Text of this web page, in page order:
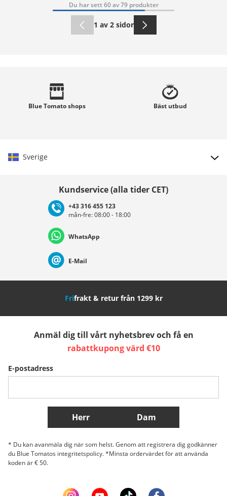
Du har sett 60 av 79 produkter
1 av 2 sidor
Blue Tomatoshops Bäst utbud
Sverige
Deutschland Österreich
Nederland Italia (Italiano) Italien (Deutsch)
België (Nederlands)
Belgique (Français) Danmark Norge
Fler länder
Kundservice (alla tider CET)
+43 316 455 123
mån-fre: 08:00 - 18:00
WhatsApp
E-Mail
Frifrakt & retur från 1299 kr
Anmäl dig till vårt nyhetsbrev och få en
rabattkupong värd €10
E-postadress
Herr Dam
* Du kan avanmäla dig när som helst. Genom att registrera dig godkänner
du Blue Tomatos integritetspolicy. *Minsta ordervärdet för att använda
koden är € 50.